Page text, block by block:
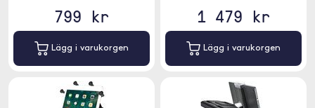
799 kr
Lägg i varukorgen
1 479 kr
Lägg i varukorgen